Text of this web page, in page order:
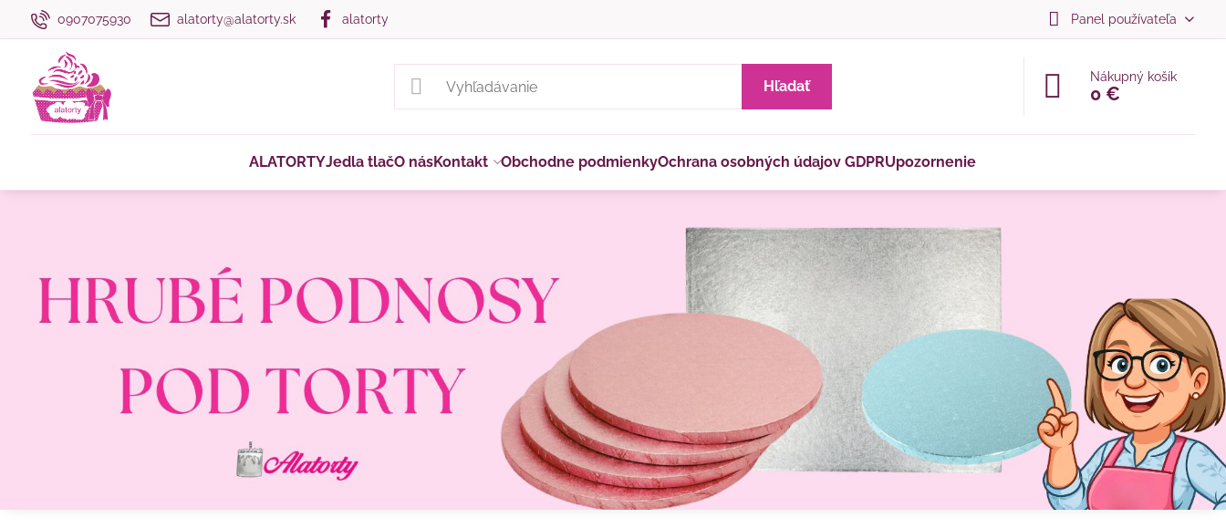
0907075930 alatorty@alatorty.sk alatorty Panel používateľa
Hľadať
Nákupný košík
0 €
ALATORTYJedla tlačO násKontakt Obchodne podmienkyOchrana osobných údajov GDPRUpozornenie